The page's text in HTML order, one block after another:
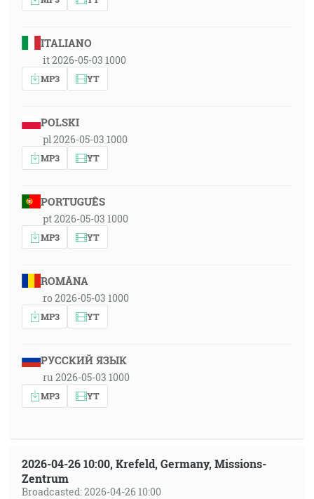
ITALIANO
it 2026-05-03 1000
MP3 YT
POLSKI
pl 2026-05-03 1000
MP3 YT
PORTUGUÊS
pt 2026-05-03 1000
MP3 YT
ROMÂNA
ro 2026-05-03 1000
MP3 YT
РУССКИЙ ЯЗЫК
ru 2026-05-03 1000
MP3 YT
2026-04-26 10:00, Krefeld, Germany, Missions-
Zentrum
Broadcasted: 2026-04-26 10:00